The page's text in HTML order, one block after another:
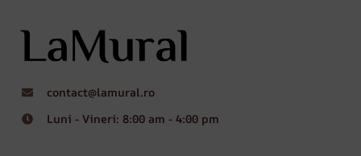
contact@lamural.ro
Luni - Vineri: 8:00 am - 4:00 pm